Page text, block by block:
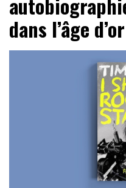
dans l’âge